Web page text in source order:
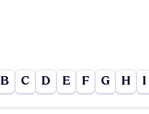
B C D E F G H I